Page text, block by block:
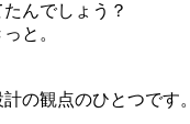
んでしょう？
と。
の観点のひとつです。